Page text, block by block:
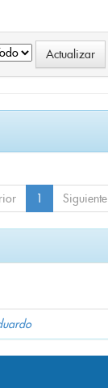
1 Siguiente